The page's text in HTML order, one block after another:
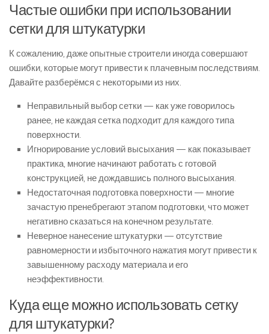
Частые ошибки при использовании
сетки для штукатурки
К сожалению, даже опытные строители иногда совершают
ошибки, которые могут привести к плачевным последствиям.
Давайте разберёмся с некоторыми из них.
Неправильный выбор сетки — как уже говорилось
ранее, не каждая сетка подходит для каждого типа
поверхности.
Игнорирование условий высыхания — как показывает
практика, многие начинают работать с готовой
конструкцией, не дождавшись полного высыхания.
Недостаточная подготовка поверхности — многие
зачастую пренебрегают этапом подготовки, что может
негативно сказаться на конечном результате.
Неверное нанесение штукатурки — отсутствие
равномерности и избыточного нажатия могут привести к
завышенному расходу материала и его
неэффективности.
Куда еще можно использовать сетку
для штукатурки?